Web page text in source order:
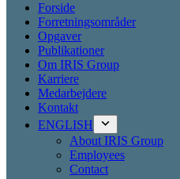
Forside
Forretningsområder
Opgaver
Publikationer
Om IRIS Group
Karriere
Medarbejdere
Kontakt
ENGLISH
About IRIS Group
Employees
Contact